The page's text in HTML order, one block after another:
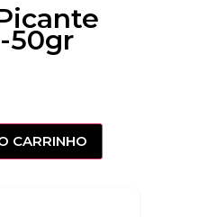
50gr
CARRINHO